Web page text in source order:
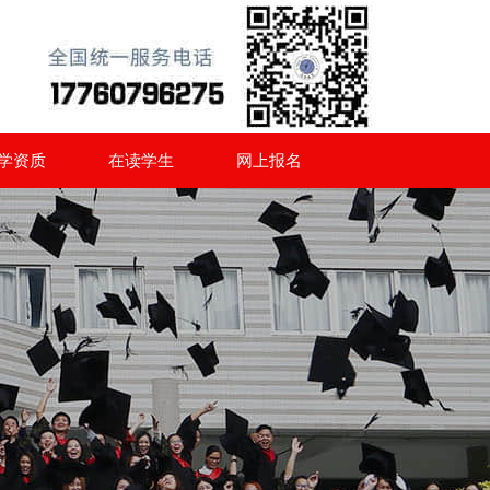
资质 在读学生 网上报名